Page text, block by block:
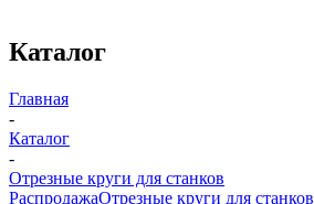
Каталог
Главная
-
Каталог
-
Отрезные круги для станков
РаспродажаОтрезные круги для станков